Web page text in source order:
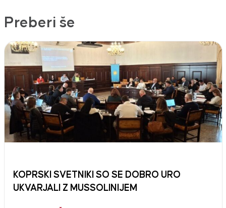
Preberi še
KOPRSKI SVETNIKI SO SE DOBRO URO
UKVARJALI Z MUSSOLINIJEM